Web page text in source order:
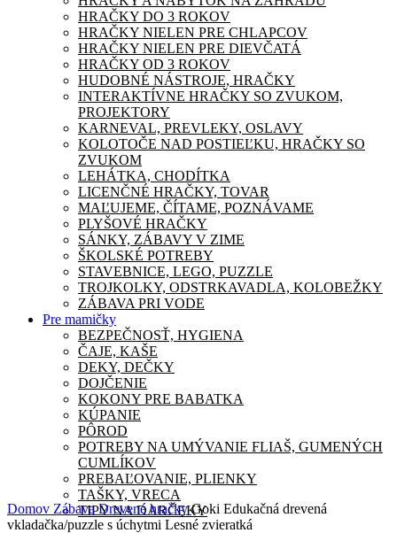
HRAČKY DO 3 ROKOV
HRAČKY NIELEN PRE CHLAPCOV
HRAČKY NIELEN PRE DIEVČATÁ
HRAČKY OD 3 ROKOV
HUDOBNÉ NÁSTROJE, HRAČKY
INTERAKTÍVNE HRAČKY SO ZVUKOM,
PROJEKTORY
KARNEVAL, PREVLEKY, OSLAVY
KOLOTOČE NAD POSTIEĽKU, HRAČKY SO
ZVUKOM
LEHÁTKA, CHODÍTKA
LICENČNÉ HRAČKY, TOVAR
MAĽUJEME, ČÍTAME, POZNÁVAME
PLYŠOVÉ HRAČKY
SÁNKY, ZÁBAVY V ZIME
ŠKOLSKÉ POTREBY
STAVEBNICE, LEGO, PUZZLE
TROJKOLKY, ODSTRKAVADLA, KOLOBEŽKY
ZÁBAVA PRI VODE
Pre mamičky
BEZPEČNOSŤ, HYGIENA
ČAJE, KAŠE
DEKY, DEČKY
DOJČENIE
KOKONY PRE BABATKA
KÚPANIE
PÔROD
POTREBY NA UMÝVANIE FLIAŠ, GUMENÝCH
CUMLÍKOV
PREBAĽOVANIE, PLIENKY
TAŠKY, VRECA
TIPY NA DARČEKY
Domov ZábavaDrevené hračkyGoki Edukačná drevená
vkladačka/puzzle s úchytmi Lesné zvieratká